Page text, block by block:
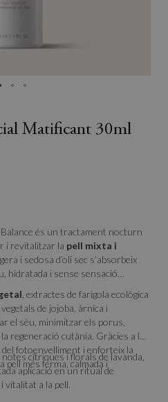
Matificant 30ml
és un tractament nocturn
i revitalitzar la pell mixta i
i sedosa d’oli sec s’absorbeix
hidratada i sense sensació
, extractes de farigola ecològica
de jojoba, àrnica i
el sèu, minimitzar els porus,
regeneració cutània. Gràcies a la
del fotoenvelliment i enforteix la
més ferma, calmada i
cítriques i florals de lavanda,
aplicació en un ritual de
a la pell.